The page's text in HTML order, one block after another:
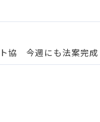
協 今週にも法案完成